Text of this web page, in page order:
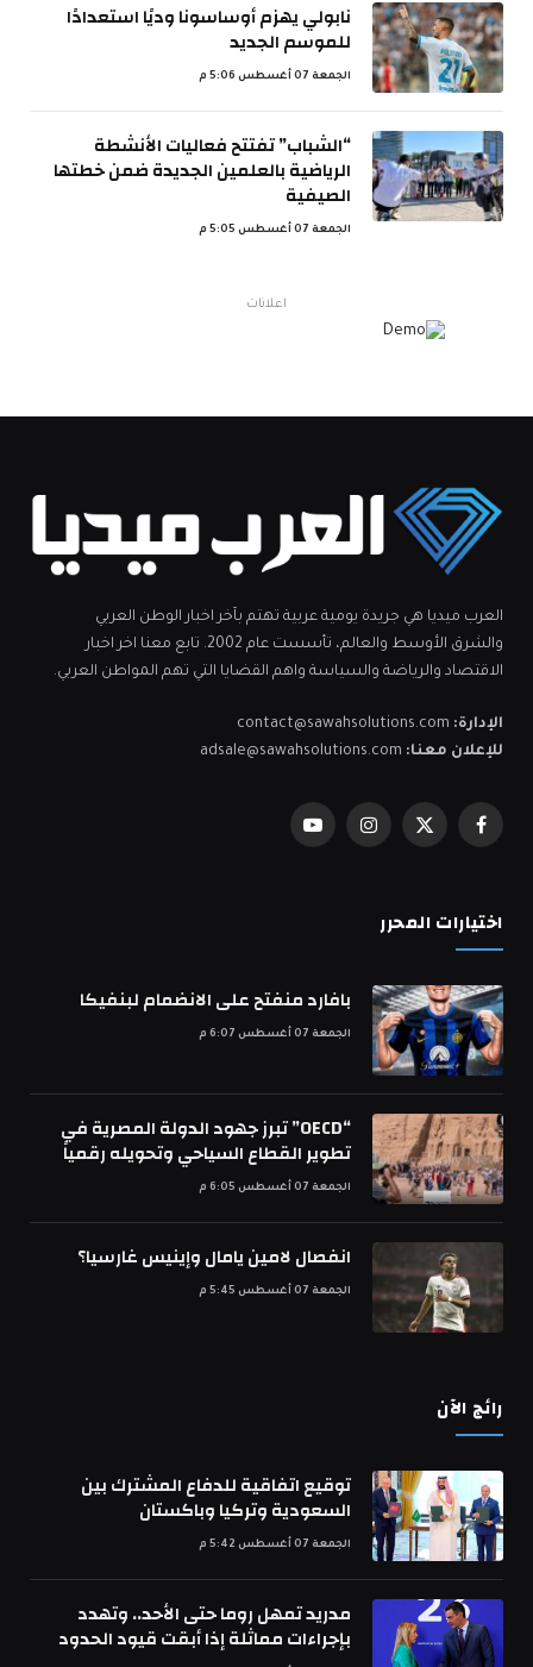
نابولي يهزم أوساسونا وديًا استعدادًا
للموسم الجديد
الجمعة 07 أغسطس 5:06 م
“الشباب” تفتتح فعاليات الأنشطة
الرياضية بالعلمين الجديدة ضمن خطتها
الصيفية
الجمعة 07 أغسطس 5:05 م
اعلانات
العرب ميديا هي جريدة يومية عربية تهتم بآخر اخبار الوطن العربي
والشرق الأوسط والعالم، تأسست عام 2002. تابع معنا اخر اخبار
الاقتصاد والرياضة والسياسة واهم القضايا التي تهم المواطن العربي.
الإدارة: contact@sawahsolutions.com
للإعلان معنا: adsale@sawahsolutions.com
فيسبوكX
الانستغراميوتيوب
اختيارات المحرر
بافارد منفتح على الانضمام لبنفيكا
الجمعة 07 أغسطس 6:07 م
“OECD” تبرز جهود الدولة المصرية في
تطوير القطاع السياحي وتحويله رقمياً
الجمعة 07 أغسطس 6:05 م
انفصال لامين يامال وإينيس غارسيا؟
الجمعة 07 أغسطس 5:45 م
رائج الآن
توقيع اتفاقية للدفاع المشترك بين
السعودية وتركيا وباكستان
الجمعة 07 أغسطس 5:42 م
مدريد تمهل روما حتى الأحد.. وتهدد
بإجراءات مماثلة إذا أبقت قيود الحدود